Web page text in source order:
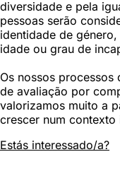
diversidade e pela
pessoas serão
identidade de
idade ou grau de
Os nossos processos
de avaliação por
valorizamos muito a
crescer num contexto
Estás interessado/a?